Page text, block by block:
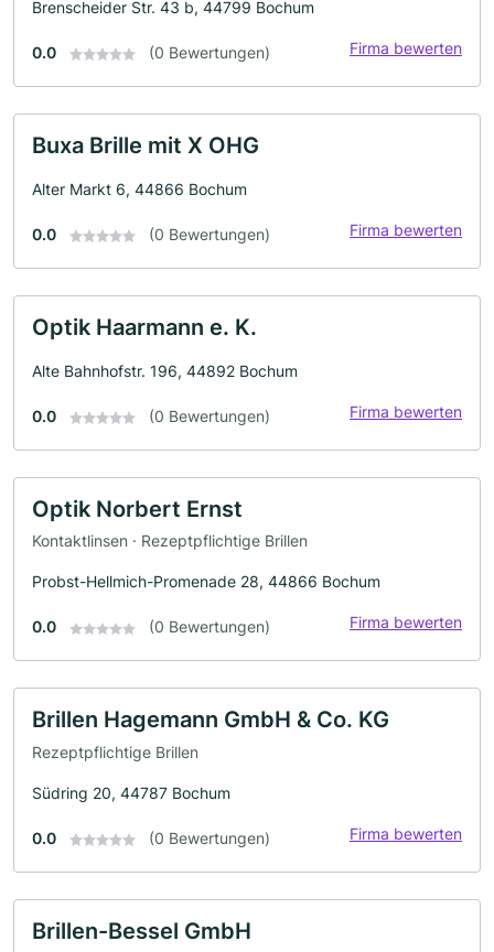
Brenscheider Str. 43 b, 44799 Bochum
0.0 (0 Bewertungen) Firma bewerten
Buxa Brille mit X OHG
Alter Markt 6, 44866 Bochum
0.0 (0 Bewertungen) Firma bewerten
Optik Haarmann e. K.
Alte Bahnhofstr. 196, 44892 Bochum
0.0 (0 Bewertungen) Firma bewerten
Optik Norbert Ernst
Kontaktlinsen · Rezeptpflichtige Brillen
Probst-Hellmich-Promenade 28, 44866 Bochum
0.0 (0 Bewertungen) Firma bewerten
Brillen Hagemann GmbH & Co. KG
Rezeptpflichtige Brillen
Südring 20, 44787 Bochum
0.0 (0 Bewertungen) Firma bewerten
Brillen-Bessel GmbH